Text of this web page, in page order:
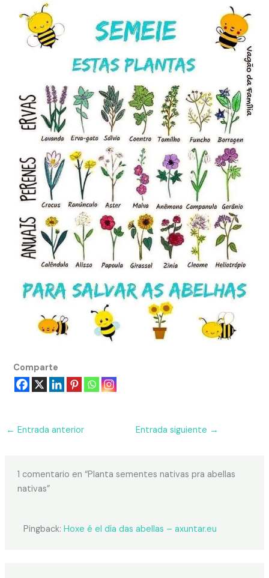
Comparte
← Entrada anterior Entrada siguiente →
1 comentario en “Planta sementes nativas pra abellas
nativas”
Pingback:Hoxe é el día das abellas – axuntar.eu